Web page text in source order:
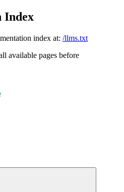
Index
index at: /llms.txt
available pages before